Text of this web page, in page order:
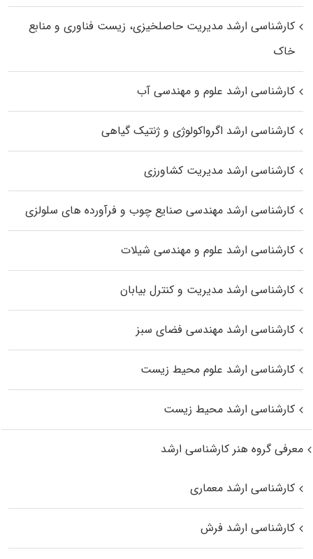
کارشناسی ارشد مدیریت حاصلخیزی، زیست فناوری و منابع
خاک
کارشناسی ارشد علوم و مهندسی آب
کارشناسی ارشد اگرواکولوژی و ژنتیک گیاهی
کارشناسی ارشد مدیریت کشاورزی
کارشناسی ارشد مهندسی صنایع چوب و فرآورده‌ های سلولزی
کارشناسی ارشد علوم و مهندسی شیلات
کارشناسی ارشد مدیریت و کنترل بیابان
کارشناسی ارشد مهندسی فضای سبز
کارشناسی ارشد علوم محیط‌ زیست
کارشناسی ارشد محیط زیست
معرفی گروه هنر کارشناسی ارشد
کارشناسی ارشد معماری
کارشناسی ارشد فرش